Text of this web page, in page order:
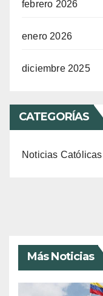
febrero 2026
enero 2026
diciembre 2025
CATEGORÍAS
Noticias Católicas
Más Noticias